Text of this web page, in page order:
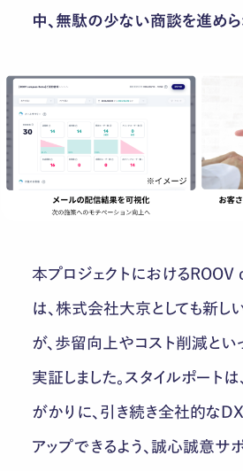
中、無駄の少ない商談を進めら
本プロジェクトにおける
は、株式会社大京としても新し
が、歩留向上やコスト削減と
実証しました。スタイルポート
がかりに、引き続き全社的な
アップできるよう、誠心誠意サ